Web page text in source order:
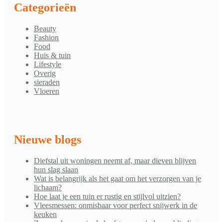
Categorieën
Beauty
Fashion
Food
Huis & tuin
Lifestyle
Overig
sieraden
Vloeren
Nieuwe blogs
Diefstal uit woningen neemt af, maar dieven blijven
hun slag slaan
Wat is belangrijk als het gaat om het verzorgen van je
lichaam?
Hoe laat je een tuin er rustig en stijlvol uitzien?
Vleesmessen: onmisbaar voor perfect snijwerk in de
keuken